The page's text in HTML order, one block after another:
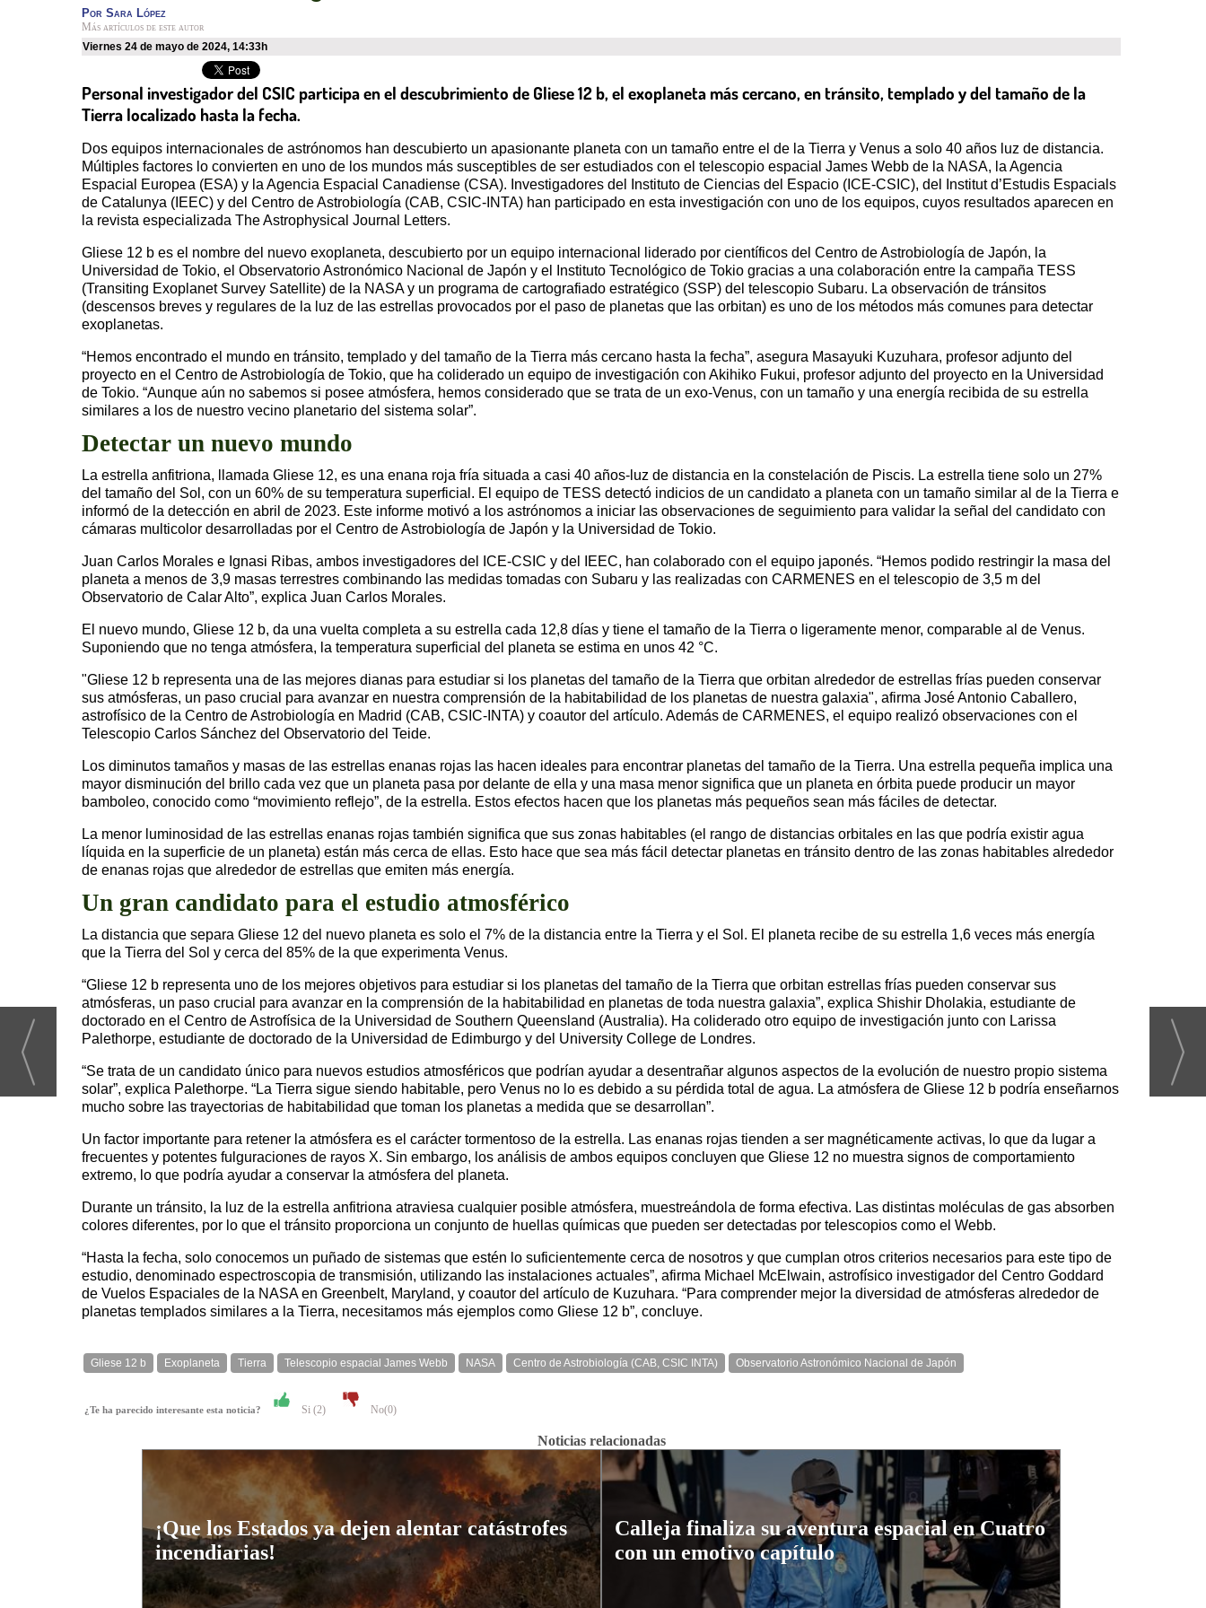
Por Sara López
Más artículos de este autor
viernes 24 de mayo de 2024, 14:33h
Personal investigador del CSIC participa en el descubrimiento de Gliese 12 b, el exoplaneta más cercano, en tránsito, templado y del tamaño de la
Tierra localizado hasta la fecha.
Dos equipos internacionales de astrónomos han descubierto un apasionante planeta con un tamaño entre el de la Tierra y Venus a solo 40 años luz de distancia.
Múltiples factores lo convierten en uno de los mundos más susceptibles de ser estudiados con el telescopio espacial James Webb de la NASA, la Agencia
Espacial Europea (ESA) y la Agencia Espacial Canadiense (CSA). Investigadores del Instituto de Ciencias del Espacio (ICE-CSIC), del Institut d’Estudis Espacials
de Catalunya (IEEC) y del Centro de Astrobiología (CAB, CSIC-INTA) han participado en esta investigación con uno de los equipos, cuyos resultados aparecen en
la revista especializada The Astrophysical Journal Letters.
Gliese 12 b es el nombre del nuevo exoplaneta, descubierto por un equipo internacional liderado por científicos del Centro de Astrobiología de Japón, la
Universidad de Tokio, el Observatorio Astronómico Nacional de Japón y el Instituto Tecnológico de Tokio gracias a una colaboración entre la campaña TESS
(Transiting Exoplanet Survey Satellite) de la NASA y un programa de cartografiado estratégico (SSP) del telescopio Subaru. La observación de tránsitos
(descensos breves y regulares de la luz de las estrellas provocados por el paso de planetas que las orbitan) es uno de los métodos más comunes para detectar
exoplanetas.
“Hemos encontrado el mundo en tránsito, templado y del tamaño de la Tierra más cercano hasta la fecha”, asegura Masayuki Kuzuhara, profesor adjunto del
proyecto en el Centro de Astrobiología de Tokio, que ha coliderado un equipo de investigación con Akihiko Fukui, profesor adjunto del proyecto en la Universidad
de Tokio. “Aunque aún no sabemos si posee atmósfera, hemos considerado que se trata de un exo-Venus, con un tamaño y una energía recibida de su estrella
similares a los de nuestro vecino planetario del sistema solar”.
Detectar un nuevo mundo
La estrella anfitriona, llamada Gliese 12, es una enana roja fría situada a casi 40 años-luz de distancia en la constelación de Piscis. La estrella tiene solo un 27%
del tamaño del Sol, con un 60% de su temperatura superficial. El equipo de TESS detectó indicios de un candidato a planeta con un tamaño similar al de la Tierra e
informó de la detección en abril de 2023. Este informe motivó a los astrónomos a iniciar las observaciones de seguimiento para validar la señal del candidato con
cámaras multicolor desarrolladas por el Centro de Astrobiología de Japón y la Universidad de Tokio.
Juan Carlos Morales e Ignasi Ribas, ambos investigadores del ICE-CSIC y del IEEC, han colaborado con el equipo japonés. “Hemos podido restringir la masa del
planeta a menos de 3,9 masas terrestres combinando las medidas tomadas con Subaru y las realizadas con CARMENES en el telescopio de 3,5 m del
Observatorio de Calar Alto”, explica Juan Carlos Morales.
El nuevo mundo, Gliese 12 b, da una vuelta completa a su estrella cada 12,8 días y tiene el tamaño de la Tierra o ligeramente menor, comparable al de Venus.
Suponiendo que no tenga atmósfera, la temperatura superficial del planeta se estima en unos 42 °C.
"Gliese 12 b representa una de las mejores dianas para estudiar si los planetas del tamaño de la Tierra que orbitan alrededor de estrellas frías pueden conservar
sus atmósferas, un paso crucial para avanzar en nuestra comprensión de la habitabilidad de los planetas de nuestra galaxia", afirma José Antonio Caballero,
astrofísico de la Centro de Astrobiología en Madrid (CAB, CSIC-INTA) y coautor del artículo. Además de CARMENES, el equipo realizó observaciones con el
Telescopio Carlos Sánchez del Observatorio del Teide.
Los diminutos tamaños y masas de las estrellas enanas rojas las hacen ideales para encontrar planetas del tamaño de la Tierra. Una estrella pequeña implica una
mayor disminución del brillo cada vez que un planeta pasa por delante de ella y una masa menor significa que un planeta en órbita puede producir un mayor
bamboleo, conocido como “movimiento reflejo”, de la estrella. Estos efectos hacen que los planetas más pequeños sean más fáciles de detectar.
La menor luminosidad de las estrellas enanas rojas también significa que sus zonas habitables (el rango de distancias orbitales en las que podría existir agua
líquida en la superficie de un planeta) están más cerca de ellas. Esto hace que sea más fácil detectar planetas en tránsito dentro de las zonas habitables alrededor
de enanas rojas que alrededor de estrellas que emiten más energía.
Un gran candidato para el estudio atmosférico
La distancia que separa Gliese 12 del nuevo planeta es solo el 7% de la distancia entre la Tierra y el Sol. El planeta recibe de su estrella 1,6 veces más energía
que la Tierra del Sol y cerca del 85% de la que experimenta Venus.
“Gliese 12 b representa uno de los mejores objetivos para estudiar si los planetas del tamaño de la Tierra que orbitan estrellas frías pueden conservar sus
atmósferas, un paso crucial para avanzar en la comprensión de la habitabilidad en planetas de toda nuestra galaxia”, explica Shishir Dholakia, estudiante de
doctorado en el Centro de Astrofísica de la Universidad de Southern Queensland (Australia). Ha coliderado otro equipo de investigación junto con Larissa
Palethorpe, estudiante de doctorado de la Universidad de Edimburgo y del University College de Londres.
“Se trata de un candidato único para nuevos estudios atmosféricos que podrían ayudar a desentrañar algunos aspectos de la evolución de nuestro propio sistema
solar”, explica Palethorpe. “La Tierra sigue siendo habitable, pero Venus no lo es debido a su pérdida total de agua. La atmósfera de Gliese 12 b podría enseñarnos
mucho sobre las trayectorias de habitabilidad que toman los planetas a medida que se desarrollan”.
Un factor importante para retener la atmósfera es el carácter tormentoso de la estrella. Las enanas rojas tienden a ser magnéticamente activas, lo que da lugar a
frecuentes y potentes fulguraciones de rayos X. Sin embargo, los análisis de ambos equipos concluyen que Gliese 12 no muestra signos de comportamiento
extremo, lo que podría ayudar a conservar la atmósfera del planeta.
Durante un tránsito, la luz de la estrella anfitriona atraviesa cualquier posible atmósfera, muestreándola de forma efectiva. Las distintas moléculas de gas absorben
colores diferentes, por lo que el tránsito proporciona un conjunto de huellas químicas que pueden ser detectadas por telescopios como el Webb.
“Hasta la fecha, solo conocemos un puñado de sistemas que estén lo suficientemente cerca de nosotros y que cumplan otros criterios necesarios para este tipo de
estudio, denominado espectroscopia de transmisión, utilizando las instalaciones actuales”, afirma Michael McElwain, astrofísico investigador del Centro Goddard
de Vuelos Espaciales de la NASA en Greenbelt, Maryland, y coautor del artículo de Kuzuhara. “Para comprender mejor la diversidad de atmósferas alrededor de
planetas templados similares a la Tierra, necesitamos más ejemplos como Gliese 12 b”, concluye.
Gliese 12 b Exoplaneta Tierra Telescopio espacial James Webb NASA Centro de Astrobiología (CAB, CSIC INTA) Observatorio Astronómico Nacional de Japón
¿Te ha parecido interesante esta noticia? Si (2) No(0)
Noticias relacionadas
¡Que los Estados ya dejen alentar catástrofes
incendiarias!
Calleja finaliza su aventura espacial en Cuatro
con un emotivo capítulo